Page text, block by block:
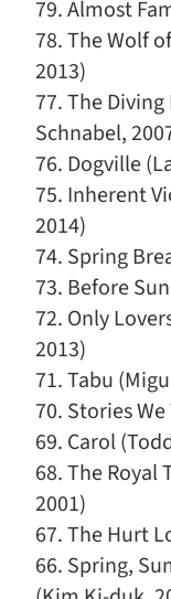
79. Almost
78. The Wolf
2013)
77. The
Schnabel,
76. Dogville
75. Inherent
2014)
74. Spring
73. Before
72. Only
2013)
71. Tabu
70. Stories
69. Carol
68. The Royal
2001)
67. The Hurt
66. Spring,